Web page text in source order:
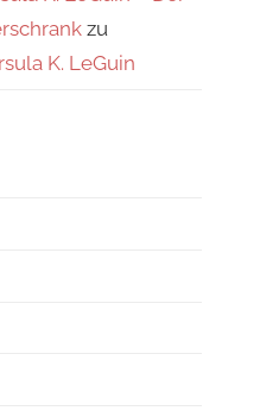
zu
K. LeGuin